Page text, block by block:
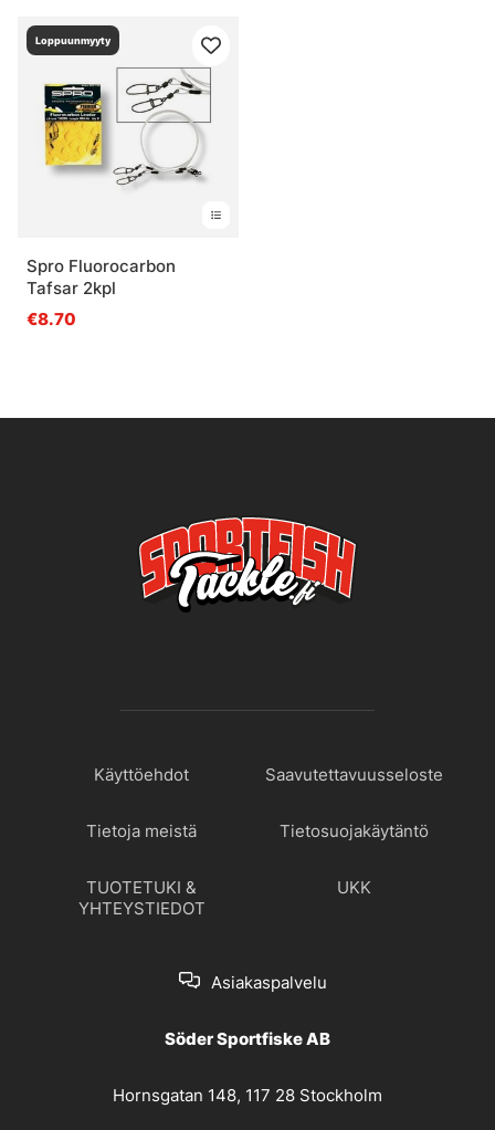
Loppuunmyyty
Spro Fluorocarbon
Tafsar 2kpl
€8.70
Käyttöehdot Saavutettavuusseloste
Tietoja meistä Tietosuojakäytäntö
TUOTETUKI &
YHTEYSTIEDOT
UKK
Asiakaspalvelu
Söder Sportfiske AB
Hornsgatan 148, 117 28 Stockholm